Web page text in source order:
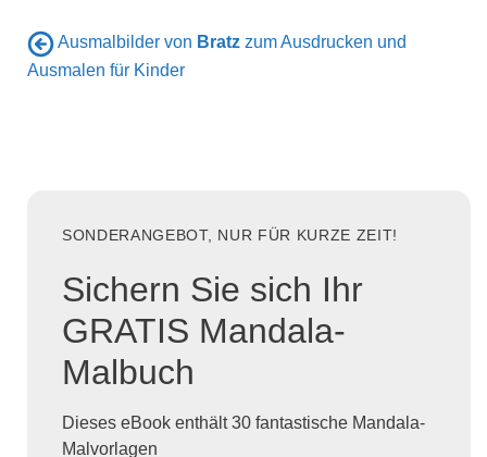
Ausmalbilder von Bratz zum Ausdrucken und
Ausmalen für Kinder
SONDERANGEBOT, NUR FÜR KURZE ZEIT!
Sichern Sie sich Ihr
GRATIS Mandala-
Malbuch
Dieses eBook enthält 30 fantastische Mandala-
Malvorlagen